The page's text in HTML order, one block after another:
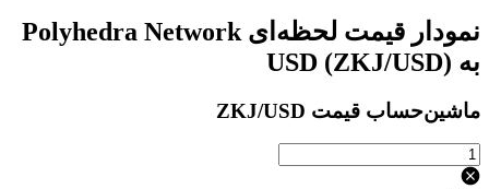
نمودار قیمت لحظه‌ای Polyhedra Network
به USD (ZKJ/USD)
ماشین‌حساب قیمت ZKJ/USD